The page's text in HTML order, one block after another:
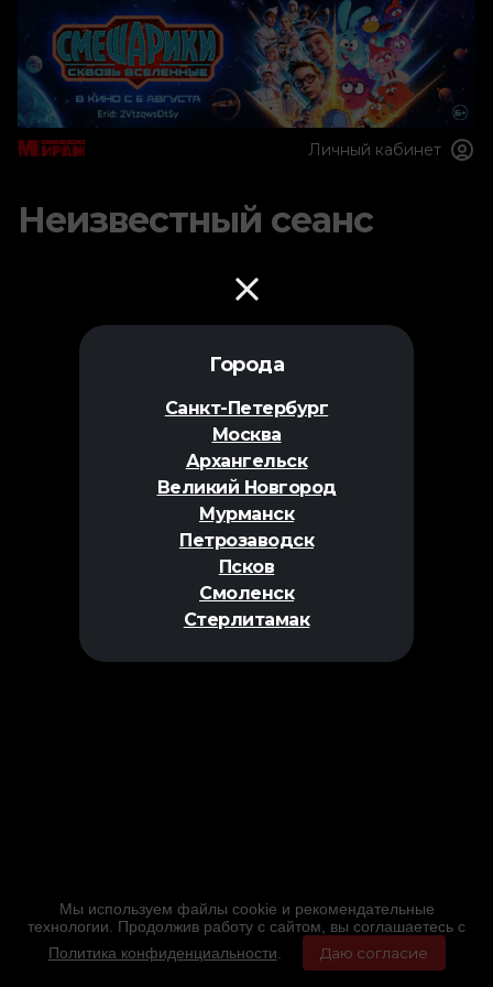
Города
Санкт-Петербург
Москва
Архангельск
Великий Новгород
Мурманск
Петрозаводск
Псков
Смоленск
Стерлитамак
Личный кабинет
Неизвестный сеанс
Мы используем файлы cookie и рекомендательные
технологии. Продолжив работу с сайтом, вы соглашаетесь с
Политика конфиденциальности
Даю согласие